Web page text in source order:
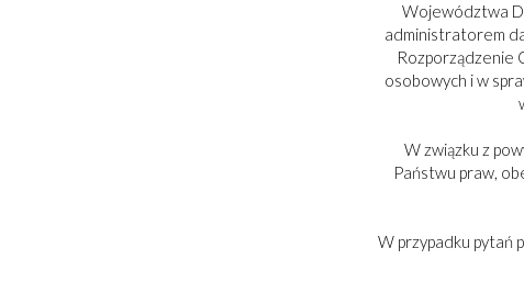
Województwa
administratorem
Rozporządzenie
osobowych i w
W związku z
Państwu praw,
W przypadku pytań